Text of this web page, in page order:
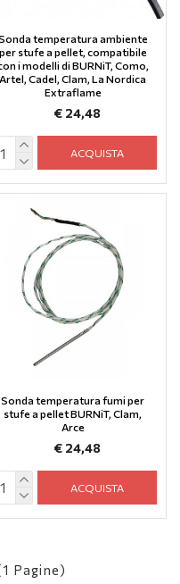
temperatura ambiente
per stufe a pellet, compatibile
i modelli di BURNiT, Como,
Artel, Cadel, Clam, La Nordica
Extraflame
€ 24,48
ACQUISTA
Sonda temperatura fumi per
stufe a pellet BURNiT, Clam,
Arce
€ 24,48
ACQUISTA
Pagine)